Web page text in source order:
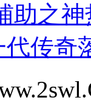
助之
代传奇